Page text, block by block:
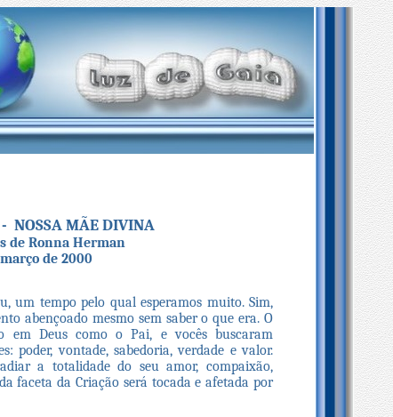
NOSSA MÃE DIVINA
de Ronna Herman
de 2000
um tempo pelo qual esperamos muito. Sim,
abençoado mesmo sem saber o que era. O
em Deus como o Pai, e vocês buscaram
poder, vontade, sabedoria, verdade e valor.
a totalidade do seu amor, compaixão,
faceta da Criação será tocada e afetada por